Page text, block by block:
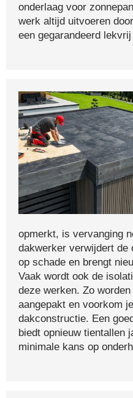
onderlaag voor
werk altijd uitvoeren
een gegarandeerd
opmerkt, is vervanging
dakwerker verwijdert de
op schade en brengt
Vaak wordt ook de
deze werken. Zo
aangepakt en voorkom
dakconstructie. Een
biedt opnieuw tientallen
minimale kans op